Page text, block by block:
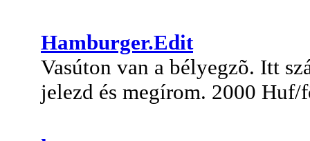
Hamburger.Edit
Vasúton van a bélyegzõ. Itt
jelezd és megírom. 2000 Huf/